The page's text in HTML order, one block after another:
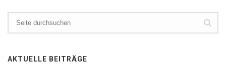
AKTUELLE BEITRÄGE